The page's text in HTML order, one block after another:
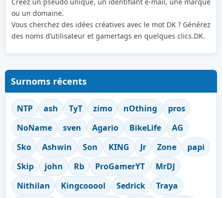
ou un domaine.
Vous cherchez des idées créatives avec le mot DK ? Générez
des noms d’utilisateur et gamertags en quelques clics.DK.
Surnoms récents
NTP ash TyT zimo nOthing
pros
NoName
sven Agario BikeLife
AG
Sko
Ashwin Son KING Jr Zone
papi
Skip
john Rb ProGamerYT
MrDJ
Nithilan
Kingcooool Sedrick
Traya